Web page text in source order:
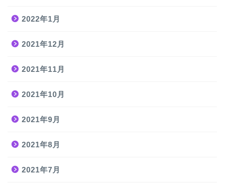
2022年1月
2021年12月
2021年11月
2021年10月
2021年9月
2021年8月
2021年7月